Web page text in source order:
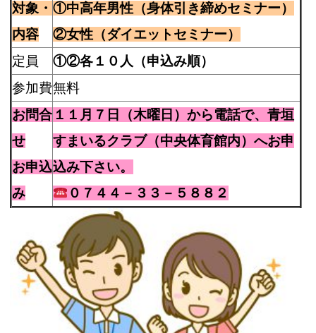
対象・
内容
①中高年男性（身体引き締めセミナー）
②女性（ダイエットセミナー）
定員
①②各１０人（申込み順）
参加費無料
お問合
せ
お申込
み
１１月７日（木曜日）から電話で、青垣
すまいるクラブ（中央体育館内）へお申
込み下さい。
０７４４－３３－５８８２